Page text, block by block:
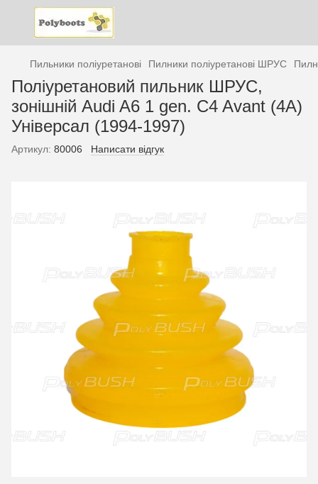
Пильники поліуретанові Пилники поліуретанові ШРУС
Поліуретановий пильник ШРУС,
зонішній Audi A6 1 gen. C4 Avant (4A)
Універсал (1994-1997)
Артикул: 80006 Написати відгук